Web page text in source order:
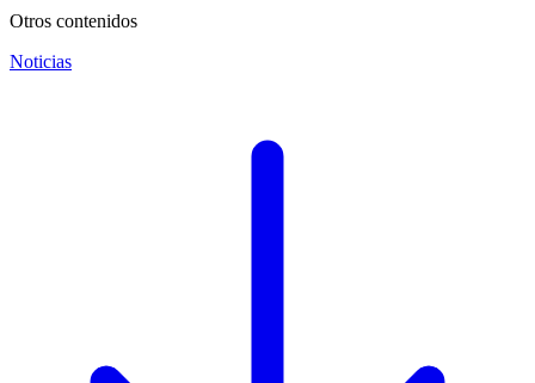
Otros contenidos
Noticias